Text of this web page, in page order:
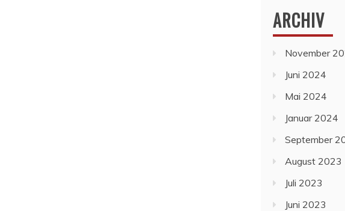
ARCHIV
November
Juni 2024
Mai 2024
Januar 2024
September
August 2023
Juli 2023
Juni 2023